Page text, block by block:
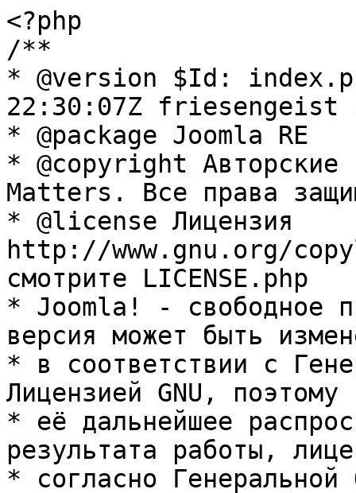
<?php
/**
* @version $Id:
22:30:07Z friesengeist
* @package Joomla RE
* @copyright Авторские
Matters. Все права
* @license Лицензия
http://www.gnu.org/
смотрите LICENSE.php
* Joomla! - свободное
версия может быть
* в соответствии с
Лицензией GNU, поэтому
* её дальнейшее
результата работы,
* согласно Генеральной